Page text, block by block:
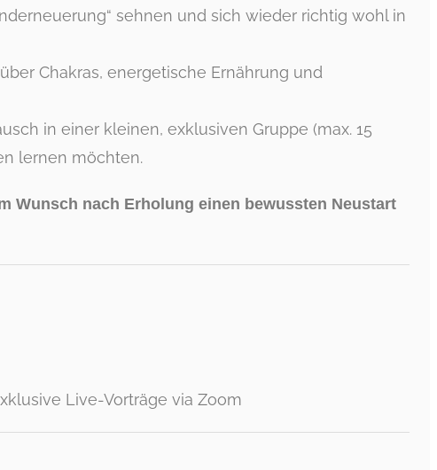
sehnen und sich wieder richtig wohl in
Chakras, energetische Ernährung und
in einer kleinen, exklusiven Gruppe (max. 15
lernen möchten.
Wunsch nach Erholung einen bewussten Neustart
Live-Vorträge via Zoom